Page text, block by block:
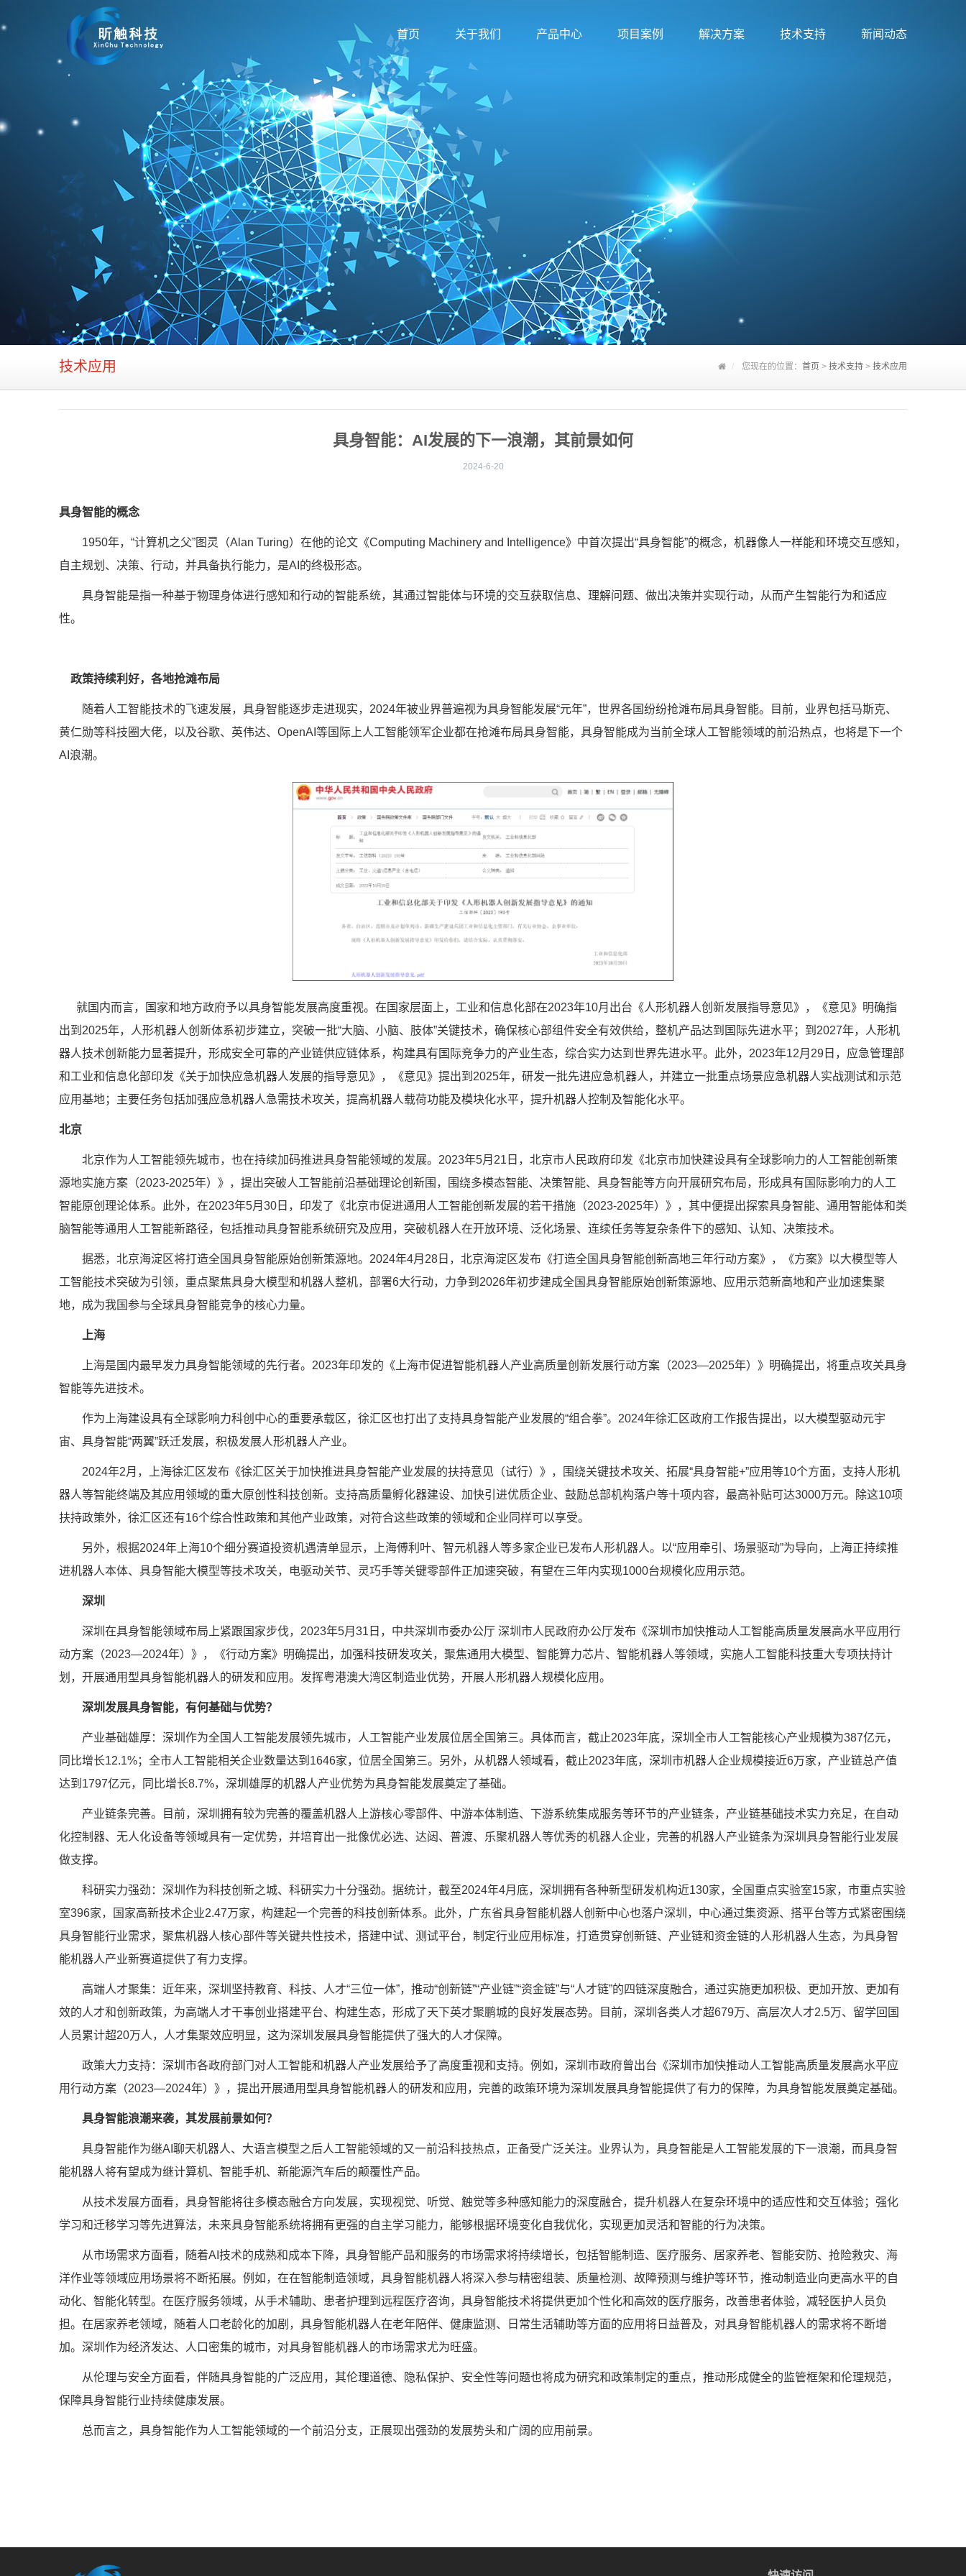
首页 关于我们 产品中心 项目案例 解决方案 技术支持 新闻动态
您现在的位置： 首页 > 技术支持 > 技术应用
技术应用
具身智能：AI发展的下一浪潮，其前景如何
2024-6-20
具身智能的概念
1950年，“计算机之父”图灵（Alan Turing）在他的论文《Computing Machinery and Intelligence》中首次提出“具身智能”的概念，机器像人一样能和环境交互感知，
自主规划、决策、行动，并具备执行能力，是AI的终极形态。
具身智能是指一种基于物理身体进行感知和行动的智能系统，其通过智能体与环境的交互获取信息、理解问题、做出决策并实现行动，从而产生智能行为和适应
性。
政策持续利好，各地抢滩布局
随着人工智能技术的飞速发展，具身智能逐步走进现实，2024年被业界普遍视为具身智能发展“元年”，世界各国纷纷抢滩布局具身智能。目前，业界包括马斯克、
黄仁勋等科技圈大佬，以及谷歌、英伟达、OpenAI等国际上人工智能领军企业都在抢滩布局具身智能，具身智能成为当前全球人工智能领域的前沿热点，也将是下一个
AI浪潮。
就国内而言，国家和地方政府予以具身智能发展高度重视。在国家层面上，工业和信息化部在2023年10月出台《人形机器人创新发展指导意见》，《意见》明确指
出到2025年，人形机器人创新体系初步建立，突破一批“大脑、小脑、肢体”关键技术，确保核心部组件安全有效供给，整机产品达到国际先进水平；到2027年，人形机
器人技术创新能力显著提升，形成安全可靠的产业链供应链体系，构建具有国际竞争力的产业生态，综合实力达到世界先进水平。此外，2023年12月29日，应急管理部
和工业和信息化部印发《关于加快应急机器人发展的指导意见》，《意见》提出到2025年，研发一批先进应急机器人，并建立一批重点场景应急机器人实战测试和示范
应用基地；主要任务包括加强应急机器人急需技术攻关，提高机器人载荷功能及模块化水平，提升机器人控制及智能化水平。
北京
北京作为人工智能领先城市，也在持续加码推进具身智能领域的发展。2023年5月21日，北京市人民政府印发《北京市加快建设具有全球影响力的人工智能创新策
源地实施方案（2023-2025年）》，提出突破人工智能前沿基础理论创新围，围绕多模态智能、决策智能、具身智能等方向开展研究布局，形成具有国际影响力的人工
智能原创理论体系。此外，在2023年5月30日，印发了《北京市促进通用人工智能创新发展的若干措施（2023-2025年）》，其中便提出探索具身智能、通用智能体和类
脑智能等通用人工智能新路径，包括推动具身智能系统研究及应用，突破机器人在开放环境、泛化场景、连续任务等复杂条件下的感知、认知、决策技术。
据悉，北京海淀区将打造全国具身智能原始创新策源地。2024年4月28日，北京海淀区发布《打造全国具身智能创新高地三年行动方案》，《方案》以大模型等人
工智能技术突破为引领，重点聚焦具身大模型和机器人整机，部署6大行动，力争到2026年初步建成全国具身智能原始创新策源地、应用示范新高地和产业加速集聚
地，成为我国参与全球具身智能竞争的核心力量。
上海
上海是国内最早发力具身智能领域的先行者。2023年印发的《上海市促进智能机器人产业高质量创新发展行动方案（2023—2025年）》明确提出，将重点攻关具身
智能等先进技术。
作为上海建设具有全球影响力科创中心的重要承载区，徐汇区也打出了支持具身智能产业发展的“组合拳”。2024年徐汇区政府工作报告提出，以大模型驱动元宇
宙、具身智能“两翼”跃迁发展，积极发展人形机器人产业。
2024年2月，上海徐汇区发布《徐汇区关于加快推进具身智能产业发展的扶持意见（试行）》，围绕关键技术攻关、拓展“具身智能+”应用等10个方面，支持人形机
器人等智能终端及其应用领域的重大原创性科技创新。支持高质量孵化器建设、加快引进优质企业、鼓励总部机构落户等十项内容，最高补贴可达3000万元。除这10项
扶持政策外，徐汇区还有16个综合性政策和其他产业政策，对符合这些政策的领域和企业同样可以享受。
另外，根据2024年上海10个细分赛道投资机遇清单显示，上海傅利叶、智元机器人等多家企业已发布人形机器人。以“应用牵引、场景驱动”为导向，上海正持续推
进机器人本体、具身智能大模型等技术攻关，电驱动关节、灵巧手等关键零部件正加速突破，有望在三年内实现1000台规模化应用示范。
深圳
深圳在具身智能领域布局上紧跟国家步伐，2023年5月31日，中共深圳市委办公厅 深圳市人民政府办公厅发布《深圳市加快推动人工智能高质量发展高水平应用行
动方案（2023—2024年）》，《行动方案》明确提出，加强科技研发攻关，聚焦通用大模型、智能算力芯片、智能机器人等领域，实施人工智能科技重大专项扶持计
划，开展通用型具身智能机器人的研发和应用。发挥粤港澳大湾区制造业优势，开展人形机器人规模化应用。
深圳发展具身智能，有何基础与优势？
产业基础雄厚：深圳作为全国人工智能发展领先城市，人工智能产业发展位居全国第三。具体而言，截止2023年底，深圳全市人工智能核心产业规模为387亿元，
同比增长12.1%；全市人工智能相关企业数量达到1646家，位居全国第三。另外，从机器人领域看，截止2023年底，深圳市机器人企业规模接近6万家，产业链总产值
达到1797亿元，同比增长8.7%，深圳雄厚的机器人产业优势为具身智能发展奠定了基础。
产业链条完善。目前，深圳拥有较为完善的覆盖机器人上游核心零部件、中游本体制造、下游系统集成服务等环节的产业链条，产业链基础技术实力充足，在自动
化控制器、无人化设备等领域具有一定优势，并培育出一批像优必选、达闼、普渡、乐聚机器人等优秀的机器人企业，完善的机器人产业链条为深圳具身智能行业发展
做支撑。
科研实力强劲：深圳作为科技创新之城、科研实力十分强劲。据统计，截至2024年4月底，深圳拥有各种新型研发机构近130家，全国重点实验室15家，市重点实验
室396家，国家高新技术企业2.47万家，构建起一个完善的科技创新体系。此外，广东省具身智能机器人创新中心也落户深圳，中心通过集资源、搭平台等方式紧密围绕
具身智能行业需求，聚焦机器人核心部件等关键共性技术，搭建中试、测试平台，制定行业应用标准，打造贯穿创新链、产业链和资金链的人形机器人生态，为具身智
能机器人产业新赛道提供了有力支撑。
高端人才聚集：近年来，深圳坚持教育、科技、人才“三位一体”，推动“创新链”“产业链”“资金链”与“人才链”的四链深度融合，通过实施更加积极、更加开放、更加有
效的人才和创新政策，为高端人才干事创业搭建平台、构建生态，形成了天下英才聚鹏城的良好发展态势。目前，深圳各类人才超679万、高层次人才2.5万、留学回国
人员累计超20万人，人才集聚效应明显，这为深圳发展具身智能提供了强大的人才保障。
政策大力支持：深圳市各政府部门对人工智能和机器人产业发展给予了高度重视和支持。例如，深圳市政府曾出台《深圳市加快推动人工智能高质量发展高水平应
用行动方案（2023—2024年）》，提出开展通用型具身智能机器人的研发和应用，完善的政策环境为深圳发展具身智能提供了有力的保障，为具身智能发展奠定基础。
具身智能浪潮来袭，其发展前景如何？
具身智能作为继AI聊天机器人、大语言模型之后人工智能领域的又一前沿科技热点，正备受广泛关注。业界认为，具身智能是人工智能发展的下一浪潮，而具身智
能机器人将有望成为继计算机、智能手机、新能源汽车后的颠覆性产品。
从技术发展方面看，具身智能将往多模态融合方向发展，实现视觉、听觉、触觉等多种感知能力的深度融合，提升机器人在复杂环境中的适应性和交互体验；强化
学习和迁移学习等先进算法，未来具身智能系统将拥有更强的自主学习能力，能够根据环境变化自我优化，实现更加灵活和智能的行为决策。
从市场需求方面看，随着AI技术的成熟和成本下降，具身智能产品和服务的市场需求将持续增长，包括智能制造、医疗服务、居家养老、智能安防、抢险救灾、海
洋作业等领域应用场景将不断拓展。例如，在在智能制造领域，具身智能机器人将深入参与精密组装、质量检测、故障预测与维护等环节，推动制造业向更高水平的自
动化、智能化转型。在医疗服务领域，从手术辅助、患者护理到远程医疗咨询，具身智能技术将提供更加个性化和高效的医疗服务，改善患者体验，减轻医护人员负
担。在居家养老领域，随着人口老龄化的加剧，具身智能机器人在老年陪伴、健康监测、日常生活辅助等方面的应用将日益普及，对具身智能机器人的需求将不断增
加。深圳作为经济发达、人口密集的城市，对具身智能机器人的市场需求尤为旺盛。
从伦理与安全方面看，伴随具身智能的广泛应用，其伦理道德、隐私保护、安全性等问题也将成为研究和政策制定的重点，推动形成健全的监管框架和伦理规范，
保障具身智能行业持续健康发展。
总而言之，具身智能作为人工智能领域的一个前沿分支，正展现出强劲的发展势头和广阔的应用前景。